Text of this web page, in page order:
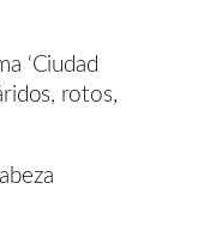
‘Ciudad
rotos,